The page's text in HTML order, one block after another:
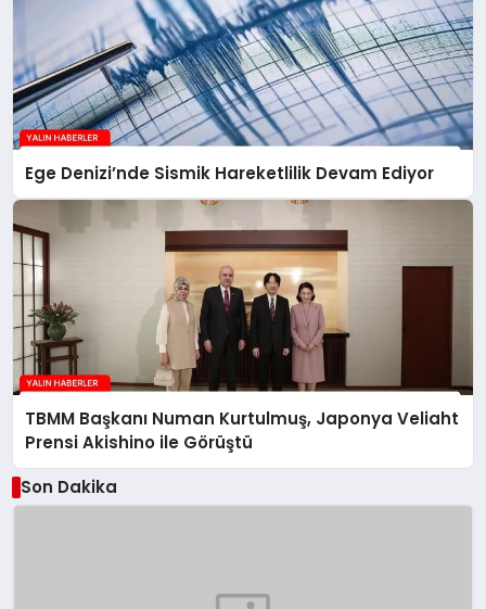
Ege Denizi’nde Sismik Hareketlilik Devam Ediyor
TBMM Başkanı Numan Kurtulmuş, Japonya Veliaht
Prensi Akishino ile Görüştü
Son Dakika